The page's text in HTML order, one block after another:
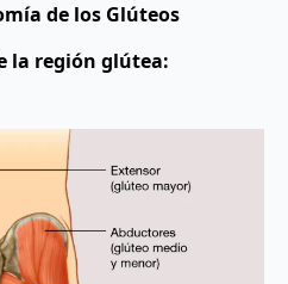
de los Glúteos
la región glútea: